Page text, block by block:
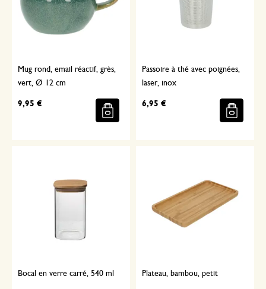
Mug rond, email réactif, grès,
vert, Ø 12 cm
9,95 €
Passoire à thé avec poignées,
laser, inox
6,95 €
Bocal en verre carré, 540 ml Plateau, bambou, petit